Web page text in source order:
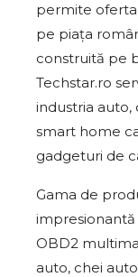
permite
pe piața
construită pe
Techstar.ro
industria auto,
smart home
gadgeturi de
Gama de
impresionantă
OBD2
auto, chei